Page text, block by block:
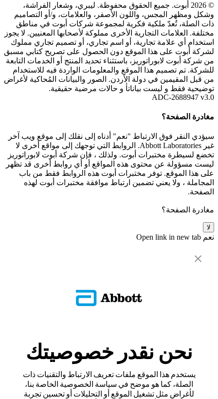
© 2026 أبوت. جميع الحقوق محفوظة. ليبري، وشعار الفراشة،
وشكل ومظهر المجس، واللون الأصفر، والعلامات، و/أو التصاميم
ذات الصلة، تُعدّ ملكية فكرية لمجموعة شركات أبوت في مناطق
مختلفة. العلامات التجارية الأخرى مملوكة لأصحابها المعنيين. لا يجوز
استخدام أي علامة تجارية، أو اسم تجاري، أو تصميم تجاري مملوك
لشركة أبوت على هذا الموقع دون الحصول على تصريح كتابي مسبق
من شركة أبوت لابوراتوريز، باستثناء تحديد المنتج أو الخدمات التابعة
للشركة. تم تصميم هذا الموقع والمعلومات الواردة فيه للاستخدام
من قبل المقيمين في دولة الأردن. الصور والبيانات المُحاكية لأغراض
توضيحية فقط و ليست بياناتأ و حالات مرضية حقيقية.
ADC-2688947 v3.0
مغادرة الصفحة؟
سيؤدي النقر فوق الارتباط "نعم" أدناه إلى نقلك إلى موقع ويب آخر
غير Abbott Laboratories. الروابط التي توجهك إلى مواقع أخرى لا
تخضع لسيطرة مختبرات أبوت. ولذلك ، فإن شركة أبوت لابوراتوريز
ليست مسؤولة عن محتوى هذه المواقع أو أي روابط أخرى قد تظهر
على هذا الموقع. توفر مختبرات أبوت هذه الروابط فقط من باب
المجاملة ، ولا يعني تضمين ارتباط موافقة مختبرات أبوت لهذه
الصفحة.
مغادرة الصفحة؟
لا
نعم Open link in new tab
نحن نقدر خصوصيتك
يستخدم هذا الموقع ملفات تعريف الارتباط والتقنيات ذات
الصلة، كما هو موضح في سياسة الخصوصية الخاصة بنا،
لأغراض مثل تشغيل الموقع أو التحليلات أو تحسين تجربة